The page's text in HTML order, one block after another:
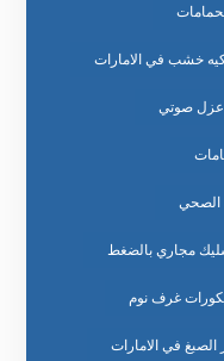
خشب في الامارات
عزل صوتي
الصحي
مجاري بالضغط
غرف نوم
في الامارات